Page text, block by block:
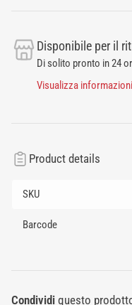
Disponibile per il
Di solito pronto in 24
Visualizza
Product details
SKU
Barcode
Condividiquesto